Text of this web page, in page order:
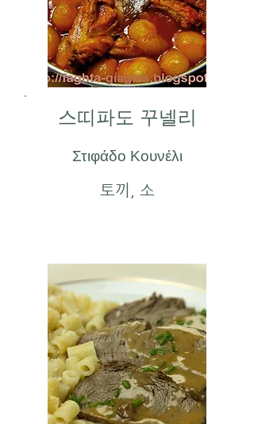
스띠파도 꾸넬리
Στιφάδο Κουνέλι
토끼, 소